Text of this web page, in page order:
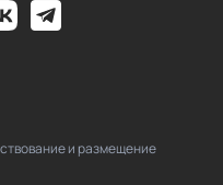
и размещение